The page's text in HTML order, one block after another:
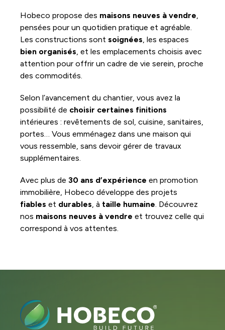
Hobeco propose des maisons neuves à vendre
pensées pour un quotidien pratique et agréable.
Les constructions sont soignées , les espaces
bien organisés , et les emplacements choisis avec
attention pour offrir un cadre de vie serein, proche
des commodités.
Selon l’avancement du chantier, vous avez la
possibilité de choisir certaines finitions
intérieures : revêtements de sol, cuisine, sanitaires,
portes… Vous emménagez dans une maison qui
vous ressemble, sans devoir gérer de travaux
supplémentaires.
Avec plus de 30 ans d’expérience en promotion
immobilière, Hobeco développe des projets
fiables et durables , à taille humaine . Découvrez
nos maisons neuves à vendre et trouvez celle qui
correspond à vos attentes.